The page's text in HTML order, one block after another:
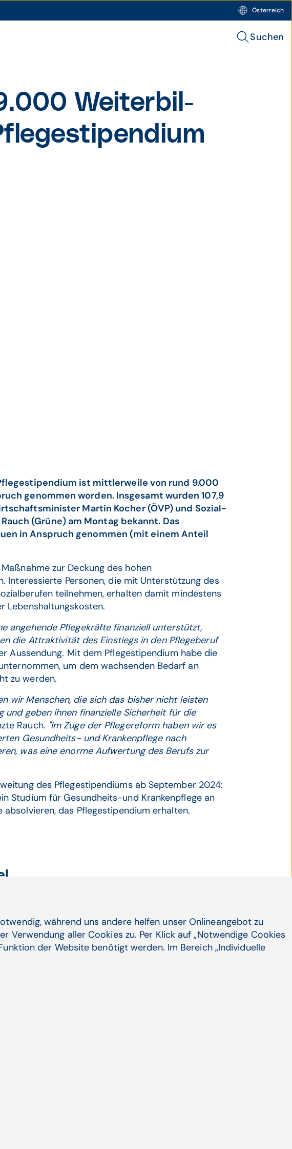
Österreich
Suchen
Weiter­bil­
ist mittlerweile von rund 9.000
genommen worden. Insgesamt wurden 107,9
Martin Kocher (ÖVP) und Sozial-
(Grüne) am Montag bekannt. Das
in Anspruch genommen (mit einem Anteil
zur Deckung des hohen
Interessierte Personen, die mit Unterstützung des
teilnehmen, erhalten damit mindestens
Lebenshaltungskosten.
angehende Pflegekräfte finanziell unterstützt,
die Attraktivität des Einstiegs in den Pflegeberuf
Aussendung. Mit dem Pflegestipendium habe die
um dem wachsenden Bedarf an
zu werden.
wir Menschen, die sich das bisher nicht leisten
geben ihnen finanzielle Sicherheit für die
Rauch. "Im Zuge der Pflegereform haben wir es
Gesundheits- und Krankenpflege nach
was eine enorme Aufwertung des Berufs zur
des Pflegestipendiums ab September 2024:
Studium für Gesundheits-und Krankenpflege an
das Pflegestipendium erhalten.
Psycho­therapie­studium - FHs irritiert, Unis
zufrieden
während uns andere helfen unser Onlineangebot zu
aller Cookies zu. Per Klick auf „Notwendige Cookies
der Website benötigt werden. Im Bereich „Individuelle